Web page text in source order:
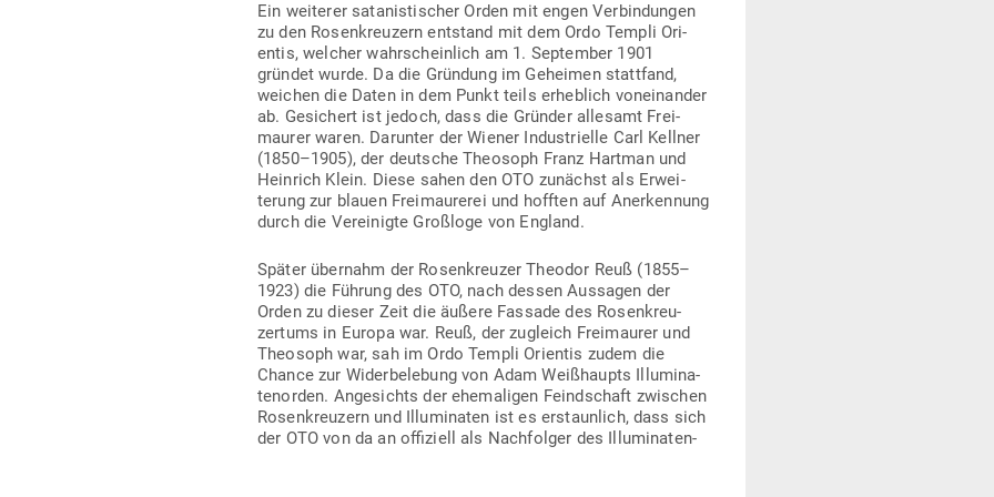
mit engen Ver­bin­dungen zu den Rosen­kreuzern ent­stand mit dem Ordo Templi Ori­entis,
Sep­tember 1901 gründet wurde. Da die Gründung im Geheimen stattfand, weichen die Daten
ab. Gesi­chert ist jedoch, dass die Gründer allesamt Frei­maurer waren. Dar­unter
(1850–1905), der deutsche Theosoph Franz Hartman und Heinrich Klein. Diese sahen
zur blauen Frei­mau­rerei und hofften auf Aner­kennung durch die Ver­ei­nigte Großloge von
Theodor Reuß (1855–1923) die Führung des OTO, nach dessen Aus­sagen der Orden zu
des Rosen­kreu­zertums in Europa war. Reuß, der zugleich Frei­maurer und Theosoph war,
die Chance zur Wider­be­lebung von Adam Weiß­haupts Illu­mi­na­ten­orden. Ange­sichts der
Rosen­kreuzern und Illu­mi­naten ist es erstaunlich, dass sich der OTO von da an offi­ziell
des Ordo Templi Ori­entis zählte der Satanist Aleister Crowley. Am 25. Oktober 1921
aus­ge­schlossen, doch nachdem Theodor Reuß ver­starb, ohne zuvor einen Nach­folger zu
eigen­mächtig die Leitung des Ordens. Infolge dessen zerfiel der OTO in mehrere Zweige, von
blieb. Ein wei­teres bekanntes OTO-Mit­glied, der Rake­ten­wis­sen­schaftler Jack
der wich­tigsten Schüler des sata­nis­ti­schen Großmeisters.
Theosoph Rudolf Steiner (1861–1925) Mit­glied des OTO. Gesi­chert ist eben­falls,
und an die Wahr­haf­tigkeit der fik­tiven Figur des Christian Rosen­creutz glaubte. Er dichtete
einiges Absurdes an, was dessen Erfinder Andreae nie in den Sinn gekommen wäre. So soll